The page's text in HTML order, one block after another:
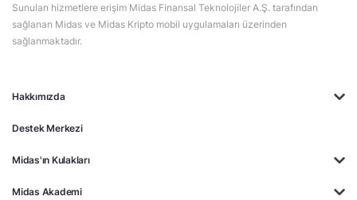
Hakkımızda
Destek Merkezi
Midas'ın Kulakları
Midas Akademi
Sunulan hizmetlere erişim Midas Finansal Teknolojiler A.Ş. tarafından
sağlanan Midas ve Midas Kripto mobil uygulamaları üzerinden
sağlanmaktadır.